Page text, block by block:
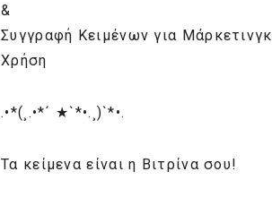
&
Συγγραφή Κειμένων για Μάρκετινγκ
Χρήση
.•*(¸.•*´ ★`*•.¸)`*•.
Τα κείμενα είναι η Βιτρίνα σου!